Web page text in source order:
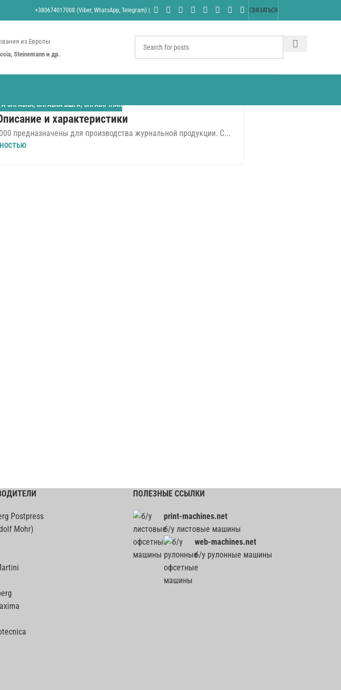
+380674017008 (Viber, WhatsApp, Telegram) | СВЯЗАТЬСЯ
из Европы
Steinemann и др.
СПРАВКА, СПРАВКА ВШРА, СПРАВОЧНАЯ
и характеристики
предназначены для производства журнальной продукции. С...
Postpress
Mohr)
ПОЛЕЗНЫЕ ССЫЛКИ
print-machines.net
б/у листовые машины
web-machines.net
б/у рулонные машины